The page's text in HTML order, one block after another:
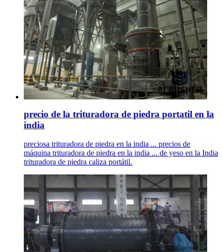
precio de la trituradora de piedra portatil en la
india
preciosa trituradora de piedra en la india ... precios de
máquina trituradora de piedra en la india ... de yeso en la India
trituradora de piedra caliza portátil.